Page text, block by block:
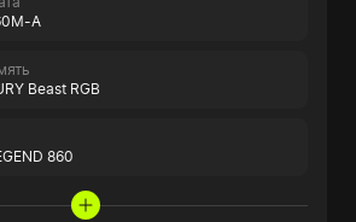
A
Beast RGB
860